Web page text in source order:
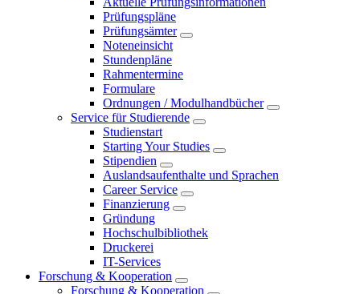
Prüfungspläne
Prüfungsämter
Noteneinsicht
Stundenpläne
Rahmentermine
Formulare
Ordnungen / Modulhandbücher
Service für Studierende
Studienstart
Starting Your Studies
Stipendien
Auslandsaufenthalte und Sprachen
Career Service
Finanzierung
Gründung
Hochschulbibliothek
Druckerei
IT-Services
Forschung & Kooperation
Forschung & Kooperation